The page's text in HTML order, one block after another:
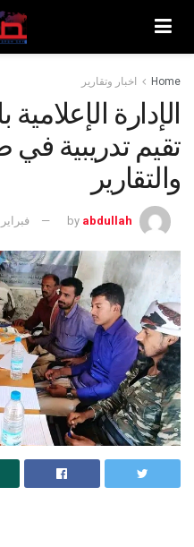
Home اخبار وتقارير
الإدارة
تقيم تدريبية في
والتقارير
by abdullah فبراير 21, 2023